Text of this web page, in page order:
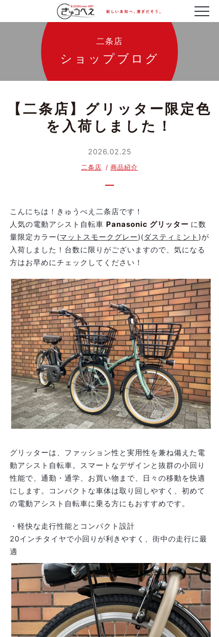
二条店
ショップブログ
【二条店】グリッター限定色
を入荷しました！
2026.02.25
二条店 商品紹介
こんにちは！きゅうべえ二条店です！
人気の電動アシスト自転車 Panasonic グリッター に数
量限定カラー(マットスモークグレー)(ダスティミント )が
入荷しました！ 台数に限りがございますので、気になる
方はお早めにチェックしてください！
グリッターは、ファッション性と実用性を兼ね備えた電
動アシスト自転車。スマートなデザインと抜群の小回り
性能で、通勤・通学、お買い物まで、日々の移動を快適
にします。コンパクトな車体は取り回しやすく、初めて
の電動アシスト自転車に乗る方にもおすすめです。
・軽快な走行性能とコンパクト設計
20インチタイヤで小回りが利きやすく、街中の走行に最
適